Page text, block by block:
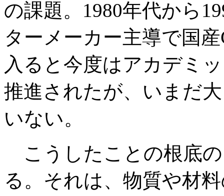
の課題。1980年代から
ターメーカー主導で国
入ると今度はアカデミ
推進されたが、いまだ
いない。
こうしたことの根底の
る。それは、物質や材